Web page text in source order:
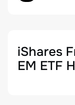
iShares
EM ETF